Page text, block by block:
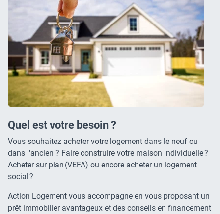
Quel est votre besoin ?
Vous souhaitez acheter votre logement dans le neuf ou
dans l'ancien ? Faire construire votre maison individuelle ?
Acheter sur plan (VEFA) ou encore acheter un logement
social ?
Action Logement vous accompagne en vous proposant un
prêt immobilier avantageux et des conseils en financement